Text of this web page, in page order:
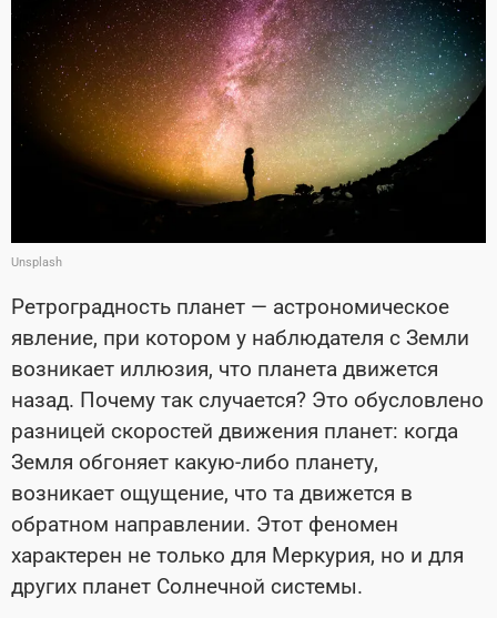
Unsplash
Ретроградность планет — астрономическое
явление, при котором у наблюдателя с Земли
возникает иллюзия, что планета движется
назад. Почему так случается? Это обусловлено
разницей скоростей движения планет: когда
Земля обгоняет какую-либо планету,
возникает ощущение, что та движется в
обратном направлении. Этот феномен
характерен не только для Меркурия, но и для
других планет Солнечной системы.